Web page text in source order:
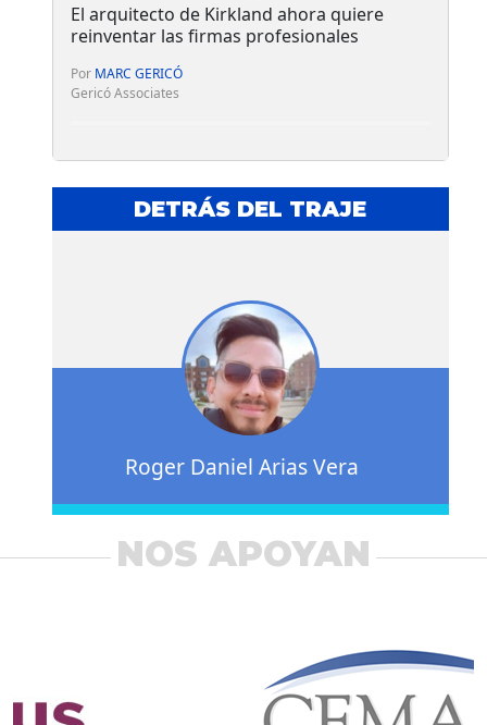
El arquitecto de Kirkland ahora quiere
reinventar las firmas profesionales
Por MARC GERICÓ
Gericó Associates
DETRÁS DEL TRAJE
Roger Daniel Arias Vera
NOS APOYAN